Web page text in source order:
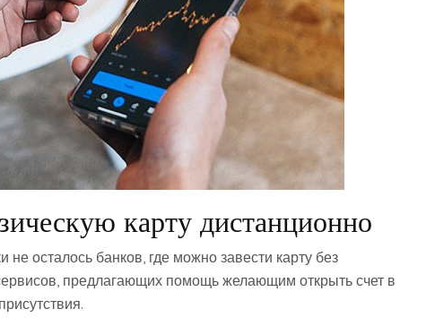
карту дистанционно
осталось банков, где можно завести карту без
предлагающих помощь желающим открыть счет в